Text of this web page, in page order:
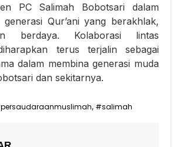
PC Salimah Bobotsari dalam
generasi Qur’ani yang berakhlak,
berdaya. Kolaborasi lintas
terus terjalin sebagai
dalam membina generasi muda
dan sekitarnya.
, #salimah